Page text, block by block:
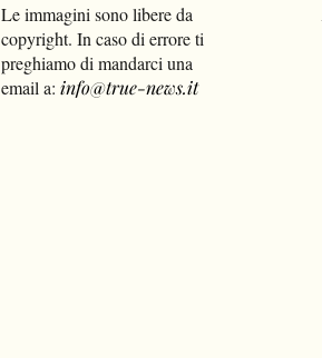
Le immagini sono libere da
copyright. In caso di errore ti
preghiamo di mandarci una
email a: info@true-news.it